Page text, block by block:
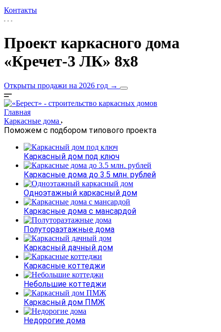
Контакты
Проект каркасного дома
«Кречет-3 ЛК» 8х8
Открыты продажи на 2026 год →
Главная
Каркасные дома
Поможем с подбором типового проекта
Каркасный дом под ключ
Каркасные дома до 3.5 млн. рублей
Одноэтажный каркасный дом
Каркасные дома с мансардой
Полутораэтажные дома
Каркасный дачный дом
Каркасные коттеджи
Небольшие коттеджи
Каркасный дом ПМЖ
Недорогие дома